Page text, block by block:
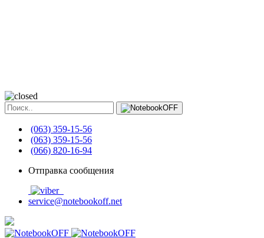
(063) 359-15-56
(063) 359-15-56
(066) 820-16-94
Отправка сообщения
service@notebookoff.net